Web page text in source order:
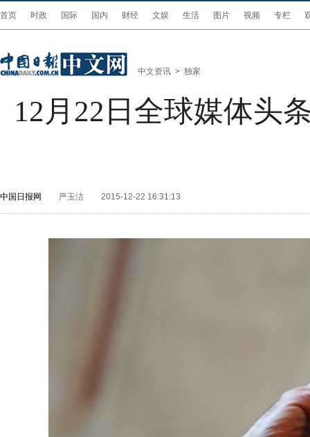
首页 时政 国际 国内 财经 文娱 生活 图片 视频 专栏
中文资讯 > 独家
12月22日全球媒体头
中国日报网 严玉洁 2015-12-22 16:31:13